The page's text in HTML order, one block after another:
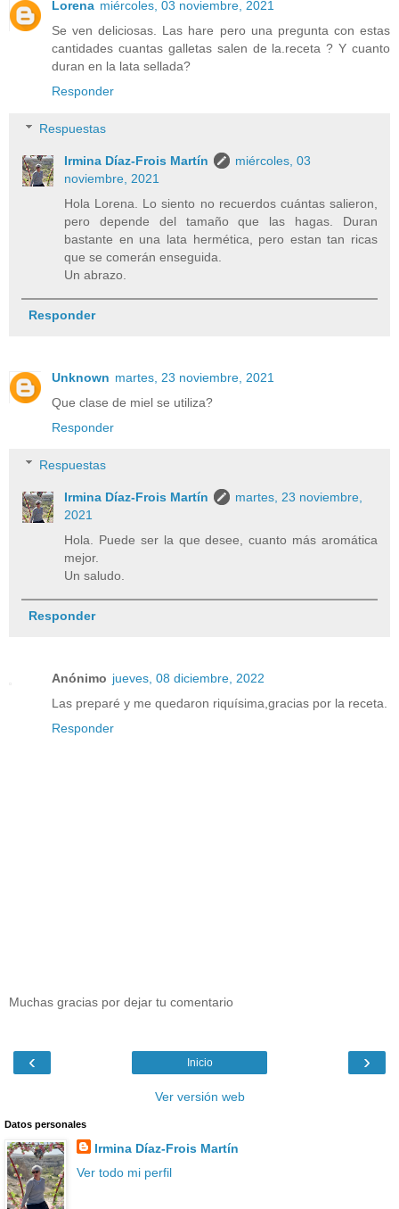
Lorena miércoles, 03 noviembre, 2021
Se ven deliciosas. Las hare pero una pregunta con estas
cantidades cuantas galletas salen de la.receta ? Y cuanto
duran en la lata sellada?
Responder
Respuestas
Irmina Díaz-Frois Martín
miércoles, 03
noviembre, 2021
Hola Lorena. Lo siento no recuerdos cuántas salieron,
pero depende del tamaño que las hagas. Duran
bastante en una lata hermética, pero estan tan ricas
que se comerán enseguida.
Un abrazo.
Responder
Unknown martes, 23 noviembre, 2021
Que clase de miel se utiliza?
Responder
Respuestas
Irmina Díaz-Frois Martín
martes, 23 noviembre,
2021
Hola. Puede ser la que desee, cuanto más aromática
mejor.
Un saludo.
Responder
Anónimo jueves, 08 diciembre, 2022
Las preparé y me quedaron riquísima,gracias por la receta.
Responder
Muchas gracias por dejar tu comentario
‹ ›
Inicio
Ver versión web
Datos personales
Irmina Díaz-Frois Martín
Ver todo mi perfil